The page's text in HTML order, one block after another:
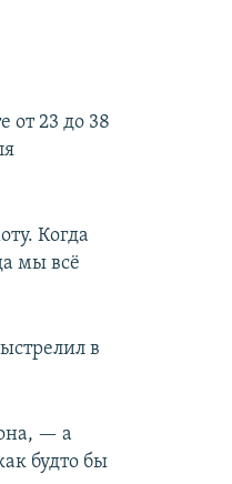
от 23 до 38
Когда
мы всё
в
— а
будто бы